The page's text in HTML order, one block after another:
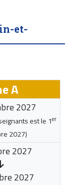
et-
A
2027
est le 1er
2027)
2027
2027